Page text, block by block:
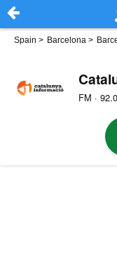
Spain > Barcelona >
FM · 92.0